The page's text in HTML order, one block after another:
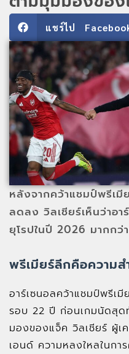
แชร์ไป
หลังจากคว้าแชมป์พรีเ
ลดลง วิลเชียร์เห็นว่าอา
ยุโรปในปี 2026 มากกว่
พรีเมียร์ลีกคือความ
อาร์เซนอลคว้าแชมป์พรีเ
รอบ 22 ปี ก่อนเกมนัดสุด
มองของแจ็ค วิลเชียร์ ผู้เ
เอนด์ ความหลงใหลในกา